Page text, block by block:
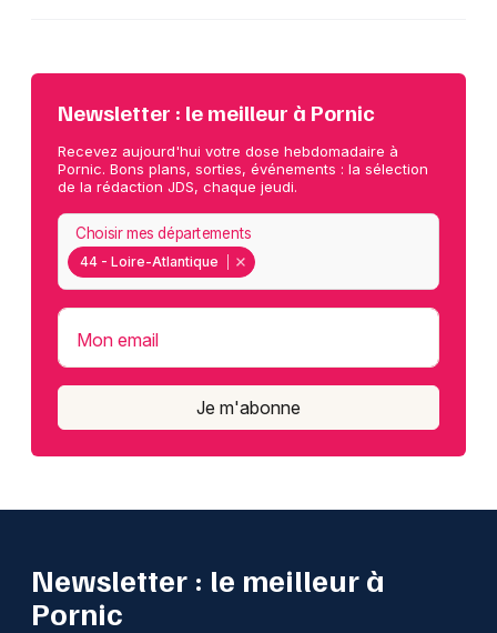
Newsletter : le meilleur à Pornic
Recevez aujourd'hui votre dose hebdomadaire à
Pornic. Bons plans, sorties, événements : la sélection
de la rédaction JDS, chaque jeudi.
44 - Loire-Atlantique
Choisir mes départements
Mon email
Je m'abonne
Newsletter : le meilleur à
Pornic